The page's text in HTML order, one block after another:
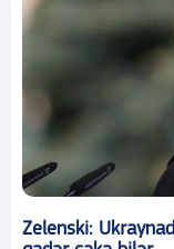
Zelenski: